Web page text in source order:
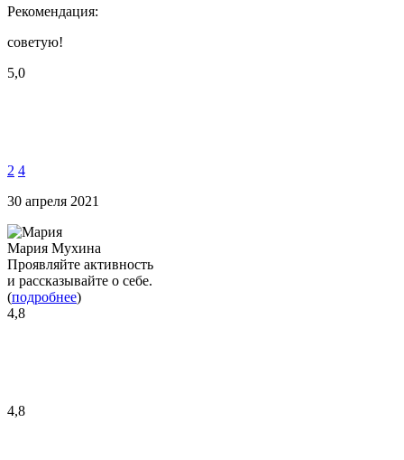
Рекомендация:
советую!
5,0
2 4
30 апреля 2021
Мария Мухина
Проявляйте активность
и рассказывайте о себе.
(подробнее)
4,8
4,8